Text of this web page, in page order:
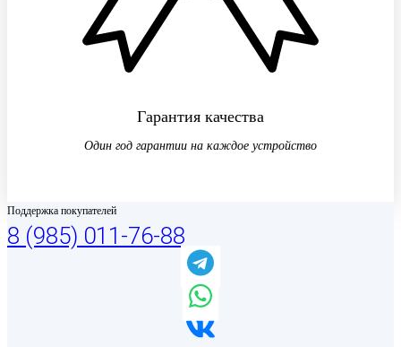
Гарантия качества
Один год гарантии на каждое устройство
Поддержка покупателей
8 (985) 011-76-88